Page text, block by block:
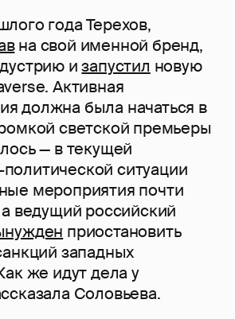
года Терехов,
на свой именной бренд,
изапустил новую
Активная
должна была начаться в
светской премьеры
— в текущей
ситуации
мероприятия почти
ведущий российский
приостановить
западных
же идут дела у
Соловьева.